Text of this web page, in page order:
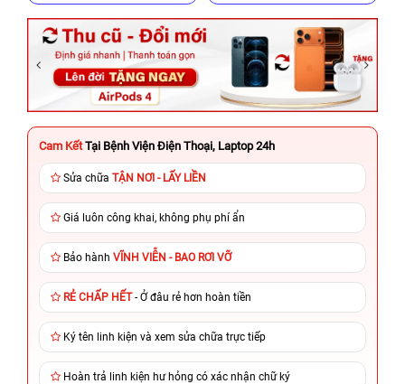
Cam Kết Tại Bệnh Viện Điện Thoại, Laptop 24h
Sửa chữa TẬN NƠI - LẤY LIỀN
Giá luôn công khai, không phụ phí ẩn
Bảo hành VĨNH VIỄN - BAO RƠI VỠ
RẺ CHẤP HẾT- Ở đâu rẻ hơn hoàn tiền
Ký tên linh kiện và xem sửa chữa trực tiếp
Hoàn trả linh kiện hư hỏng có xác nhận chữ ký